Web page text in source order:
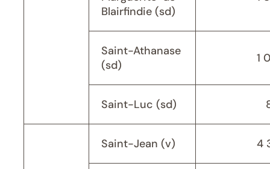
Blairfindie (sd)
Saint-Athanase
(sd)
1
Saint-Luc (sd)
Saint-Jean (v) 4